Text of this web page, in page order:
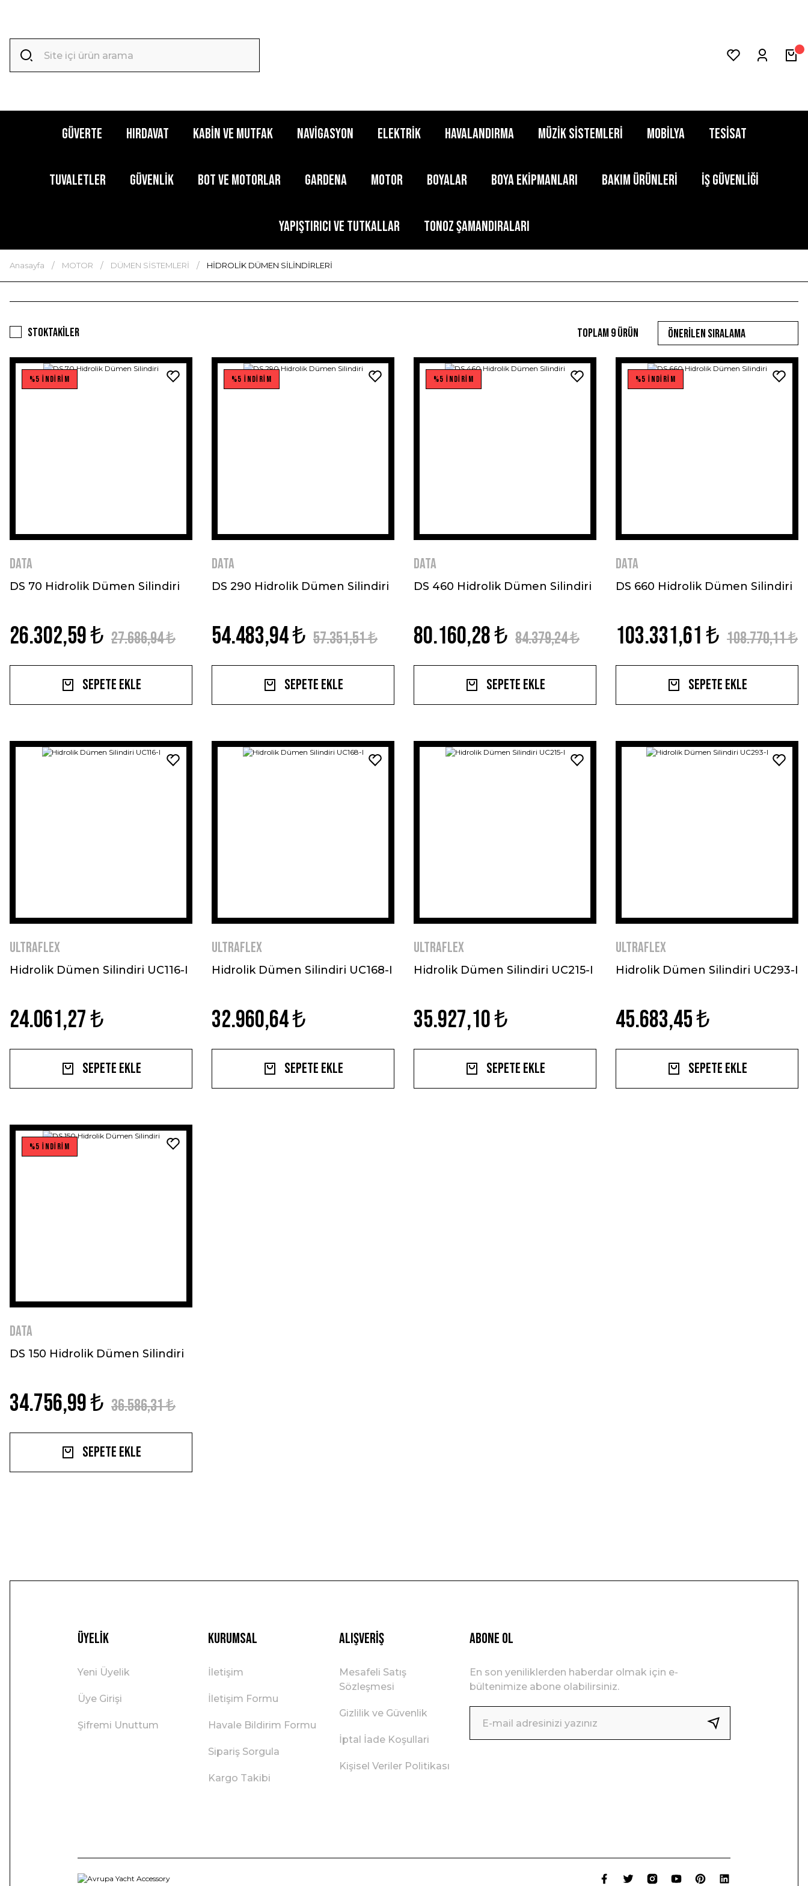
GÜVERTE HIRDAVAT KABİN ve MUTFAK NAVİGASYON ELEKTRİK HAVALANDIRMA MÜZİK SİSTEMLERİ MOBİLYA TESİSAT
TUVALETLER GÜVENLİK BOT ve MOTORLAR GARDENA MOTOR BOYALAR BOYA EKİPMANLARI BAKIM ÜRÜNLERİ İŞ GÜVENLİĞİ
YAPIŞTIRICI ve TUTKALLAR TONOZ ŞAMANDIRALARI
Anasayfa MOTOR DÜMEN SİSTEMLERİ HİDROLİK DÜMEN SİLİNDİRLERİ
Stoktakiler Toplam 9 ürün
%5 İNDİRİM
DATA
DS 70 Hidrolik Dümen Silindiri
26.302,59 ₺ 27.686,94 ₺
Sepete Ekle
%5 İNDİRİM
DATA
DS 290 Hidrolik Dümen Silindiri
54.483,94 ₺ 57.351,51 ₺
Sepete Ekle
%5 İNDİRİM
DATA
DS 460 Hidrolik Dümen Silindiri
80.160,28 ₺ 84.379,24 ₺
Sepete Ekle
%5 İNDİRİM
DATA
DS 660 Hidrolik Dümen Silindiri
103.331,61 ₺ 108.770,11 ₺
Sepete Ekle
ULTRAFLEX
Hidrolik Dümen Silindiri UC116-I
24.061,27 ₺
Sepete Ekle
ULTRAFLEX
Hidrolik Dümen Silindiri UC168-I
32.960,64 ₺
Sepete Ekle
ULTRAFLEX
Hidrolik Dümen Silindiri UC215-I
35.927,10 ₺
Sepete Ekle
ULTRAFLEX
Hidrolik Dümen Silindiri UC293-I
45.683,45 ₺
Sepete Ekle
%5 İNDİRİM
DATA
DS 150 Hidrolik Dümen Silindiri
34.756,99 ₺ 36.586,31 ₺
Sepete Ekle
Üyelik
Yeni Üyelik
Üye Girişi
Şifremi Unuttum
Kurumsal
İletişim
İletişim Formu
Havale Bildirim Formu
Sipariş Sorgula
Kargo Takibi
Alışveriş
Mesafeli Satış
Sözleşmesi
Gizlilik ve Güvenlik
İptal İade Koşullari
Kişisel Veriler Politikası
ABONE OL
En son yeniliklerden haberdar olmak için e-
bültenimize abone olabilirsiniz.